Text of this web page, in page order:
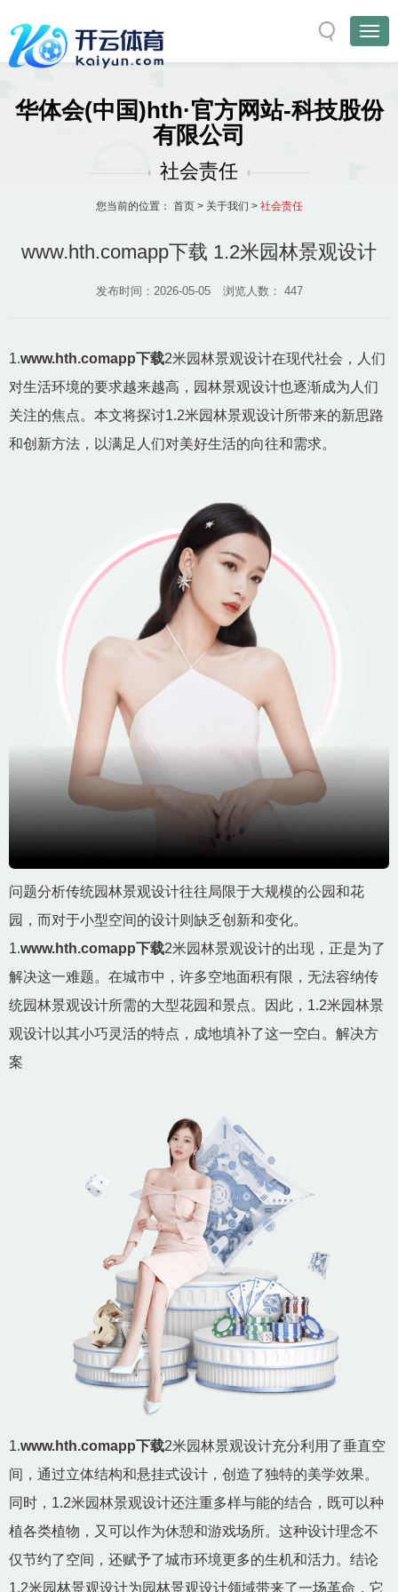
华体会(中国)hth·官方网站-科技股份
有限公司
社会责任
您当前的位置： 首页> 关于我们 > 社会责任
www.hth.comapp下载 1.2米园林景观设计
发布时间：2026-05-05 浏览人数： 447
1.www.hth.comapp下载2米园林景观设计在现代社会，人们
对生活环境的要求越来越高，园林景观设计也逐渐成为人们
关注的焦点。本文将探讨1.2米园林景观设计所带来的新思路
和创新方法，以满足人们对美好生活的向往和需求。
问题分析传统园林景观设计往往局限于大规模的公园和花
园，而对于小型空间的设计则缺乏创新和变化。
1.www.hth.comapp下载2米园林景观设计的出现，正是为了
解决这一难题。在城市中，许多空地面积有限，无法容纳传
统园林景观设计所需的大型花园和景点。因此，1.2米园林景
观设计以其小巧灵活的特点，成地填补了这一空白。解决方
案
1.www.hth.comapp下载2米园林景观设计充分利用了垂直空
间，通过立体结构和悬挂式设计，创造了独特的美学效果。
同时，1.2米园林景观设计还注重多样与能的结合，既可以种
植各类植物，又可以作为休憩和游戏场所。这种设计理念不
仅节约了空间，还赋予了城市环境更多的生机和活力。结论
1.2米园林景观设计为园林景观设计领域带来了一场革命，它